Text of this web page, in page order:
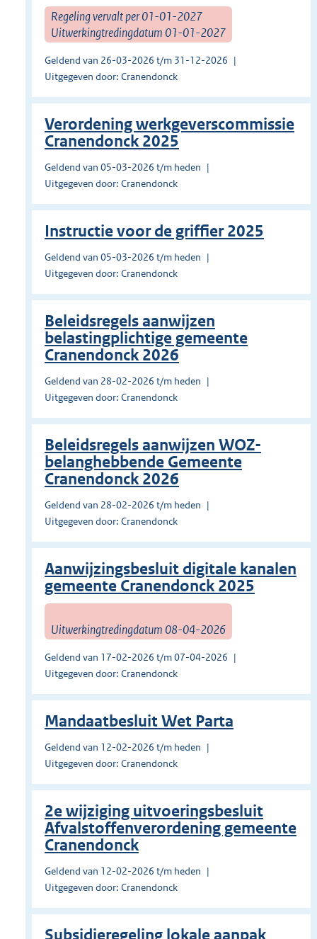
Regeling vervalt per 01-01-2027
Uitwerkingtredingdatum 01-01-2027
Geldend van 26-03-2026 t/m 31-12-2026
Uitgegeven door: Cranendonck
Verordening werkgeverscommissie
Cranendonck 2025
Geldend van 05-03-2026 t/m heden
Uitgegeven door: Cranendonck
Instructie voor de griffier 2025
Geldend van 05-03-2026 t/m heden
Uitgegeven door: Cranendonck
Beleidsregels aanwijzen
belastingplichtige gemeente
Cranendonck 2026
Geldend van 28-02-2026 t/m heden
Uitgegeven door: Cranendonck
Beleidsregels aanwijzen WOZ-
belanghebbende Gemeente
Cranendonck 2026
Geldend van 28-02-2026 t/m heden
Uitgegeven door: Cranendonck
Aanwijzingsbesluit digitale kanalen
gemeente Cranendonck 2025
Uitwerkingtredingdatum 08-04-2026
Geldend van 17-02-2026 t/m 07-04-2026
Uitgegeven door: Cranendonck
Mandaatbesluit Wet Parta
Geldend van 12-02-2026 t/m heden
Uitgegeven door: Cranendonck
2e wijziging uitvoeringsbesluit
Afvalstoffenverordening gemeente
Cranendonck
Geldend van 12-02-2026 t/m heden
Uitgegeven door: Cranendonck